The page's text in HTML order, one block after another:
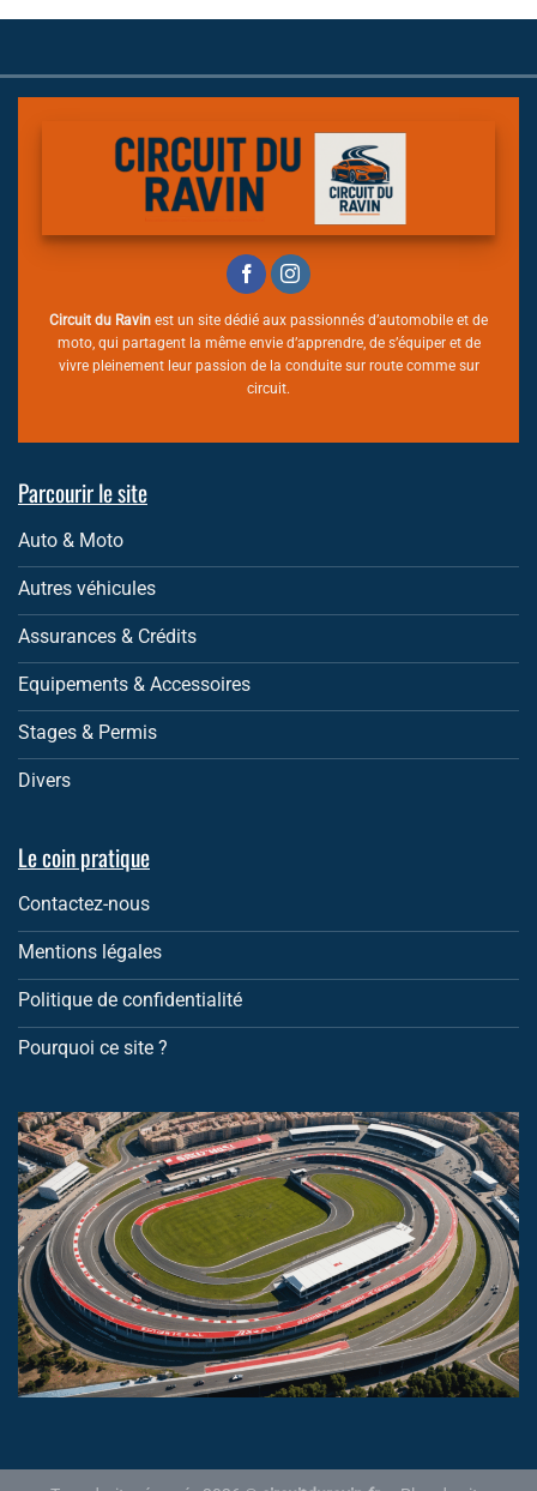
Circuit du Ravin est un site dédié aux passionnés d’automobile et de
moto, qui partagent la même envie d’apprendre, de s’équiper et de
vivre pleinement leur passion de la conduite sur route comme sur
circuit.
Parcourir le site
Auto & Moto
Autres véhicules
Assurances & Crédits
Equipements & Accessoires
Stages & Permis
Divers
Le coin pratique
Contactez-nous
Mentions légales
Politique de confidentialité
Pourquoi ce site ?